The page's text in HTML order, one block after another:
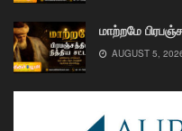
மாற்றமே
AUGUST 5,